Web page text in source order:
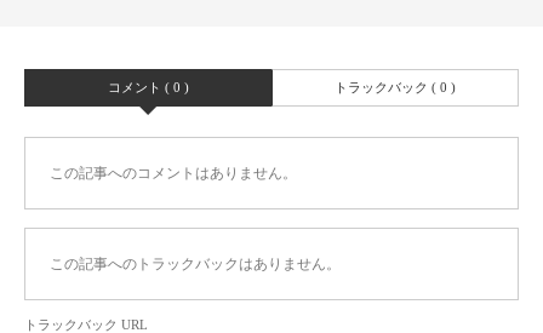
コメント ( 0 ) トラックバック ( 0 )
この記事へのコメントはありません。
この記事へのトラックバックはありません。
トラックバック URL